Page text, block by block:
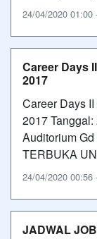
24/04/2020 01:00
Career Days
2017
Career Days
2017
Auditorium
TERBUKA
24/04/2020 00:56
JADWAL